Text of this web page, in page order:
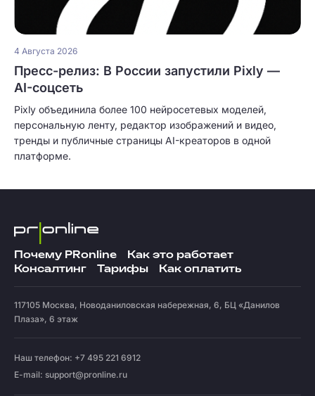
4 Августа 2026
Пресс-релиз: В России запустили Pixly —
AI-соцсеть
Pixly объединила более 100 нейросетевых моделей,
персональную ленту, редактор изображений и видео,
тренды и публичные страницы AI-креаторов в одной
платформе.
Почему PRonline
Как это работает
Консалтинг
Тарифы Как оплатить
117105 Москва, Новоданиловская набережная, 6, БЦ «Данилов
Плаза», 6 этаж
Наш телефон: +7 495 221 6912
E-mail: support@pronline.ru